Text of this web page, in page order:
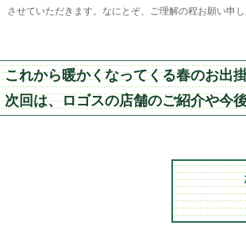
させていただきます。なにとぞ、ご理解の程お願い申し
これから暖かくなってくる春のお出
次回は、ロゴスの店舗のご紹介や今